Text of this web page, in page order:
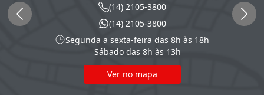
(14) 2105-3800
(14) 2105-3800
Segunda a sexta-feira das 8h às 18h
Sábado das 8h às 13h
Ver no mapa